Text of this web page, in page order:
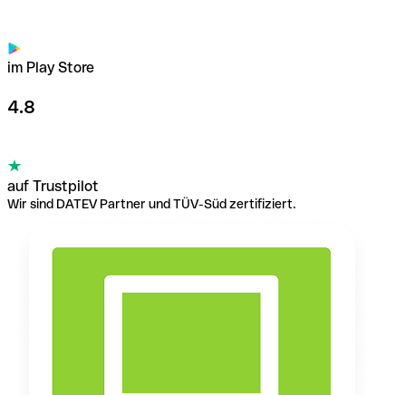
im Play Store
4.8
auf Trustpilot
Wir sind DATEV Partner und TÜV-Süd zertifiziert.